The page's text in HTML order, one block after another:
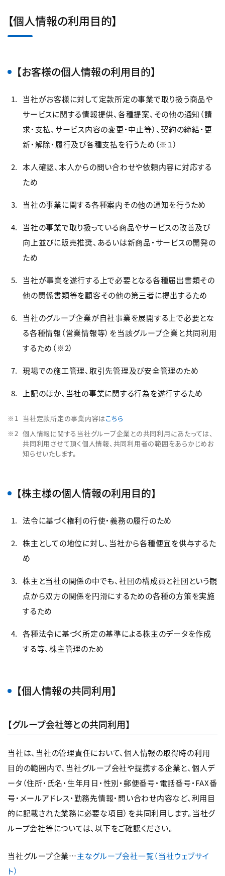
【個人情報の利用目的】
【お客様の個人情報の利用目的】
当社がお客様に対して定款所定の事業で取り扱う商品や
サービスに関する情報提供、各種提案、その他の通知（請
求・支払、サービス内容の変更・中止等）、契約の締結・更
新・解除・履行及び各種支払を行うため（※１）
本人確認、本人からの問い合わせや依頼内容に対応する
ため
当社の事業に関する各種案内その他の通知を行うため
当社の事業で取り扱っている商品やサービスの改善及び
向上並びに販売推奨、あるいは新商品・サービスの開発の
ため
当社が事業を遂行する上で必要となる各種届出書類その
他の関係書類等を顧客その他の第三者に提出するため
当社のグループ企業が自社事業を展開する上で必要とな
る各種情報（営業情報等）を当該グループ企業と共同利用
するため（※2）
現場での施工管理、取引先管理及び安全管理のため
上記のほか、当社の事業に関する行為を遂行するため
当社定款所定の事業内容はこちら
個人情報に関する当社グループ企業との共同利用にあたっては、
共同利用させて頂く個人情報、共同利用者の範囲をあらかじめお
知らせいたします。
【株主様の個人情報の利用目的】
法令に基づく権利の行使・義務の履行のため
株主としての地位に対し、当社から各種便宜を供与するた
め
株主と当社の関係の中でも、社団の構成員と社団という観
点から双方の関係を円滑にするための各種の方策を実施
するため
各種法令に基づく所定の基準による株主のデータを作成
する等、株主管理のため
【個人情報の共同利用】
【グループ会社等との共同利用】
当社は、当社の管理責任において、個人情報の取得時の利用
目的の範囲内で、当社グループ会社や提携する企業と、個人デ
ータ（住所・氏名・生年月日・性別・郵便番号・電話番号・FAX番
号・メールアドレス・勤務先情報・問い合わせ内容など、利用目
的に記載された業務に必要な項目）を共同利用します。当社グ
ループ会社等については、以下をご確認ください。
当社グループ企業…主なグループ会社一覧（当社ウェブサイ
ト）